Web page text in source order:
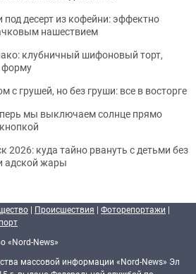
десерт из кофейни: эффектно
нашествием
клубничный шифоновый торт,
форму
с грушей, но без груши: все в восторге
мы выключаем солнце прямо
2026: куда тайно рвануть с детьми без
адской жары
| Происшествия | Фоторепортажи |
«Nord-News»
массовой информации «Nord-News» Эл